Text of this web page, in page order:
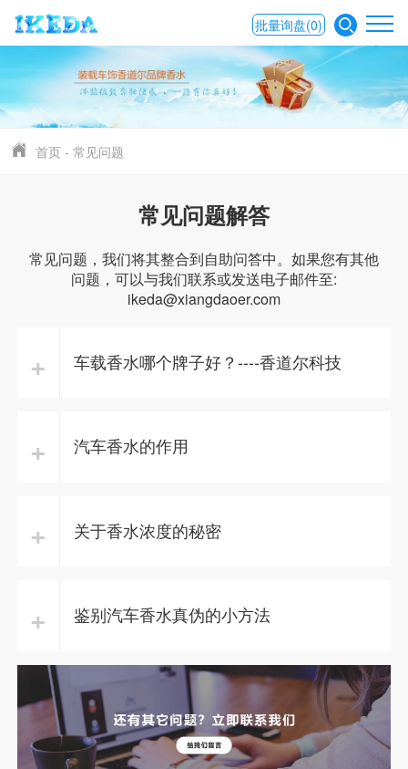
批量询盘(0)
首页 -常见问题
常见问题解答
常见问题，我们将其整合到自助问答中。如果您有其他
问题，可以与我们联系或发送电子邮件至:
ikeda@xiangdaoer.com
+ 车载香水哪个牌子好？----香道尔科技
+ 汽车香水的作用
+ 关于香水浓度的秘密
+ 鉴别汽车香水真伪的小方法